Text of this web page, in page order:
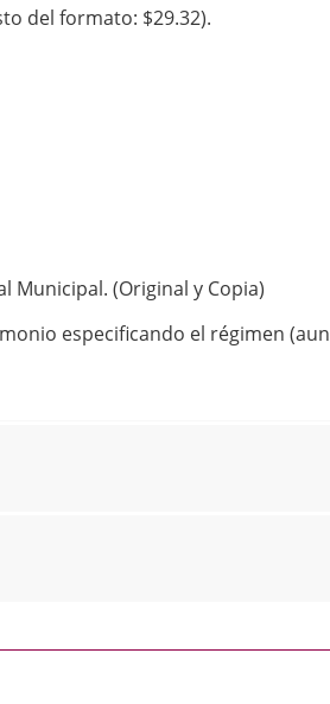
del formato: $29.32).
(Original y Copia)
especificando el régimen (aun